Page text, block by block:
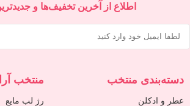
اطلاع از آخرین تخفیف‌ها و
دسته‌بندی منتخب
عطر و ادکلن
منتخب
رژ لب مایع